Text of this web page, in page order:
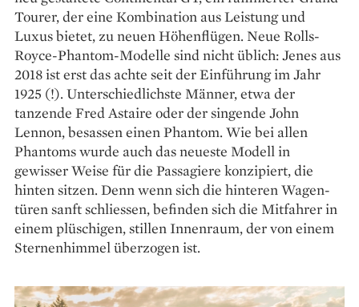
Tourer, der eine Kombination aus Leistung und
Luxus bietet, zu neuen Höhenflügen. Neue Rolls-
Royce-Phantom-Modelle sind nicht üblich: Jenes aus
2018 ist erst das achte seit der Einführung im Jahr
1925 (!). Unterschiedlichste Männer, etwa der
tanzende Fred Astaire oder der singende John
Lennon, besassen einen Phantom. Wie bei allen
Phantoms wurde auch das neueste Modell in
gewisser Weise für die Passagiere konzipiert, die
hinten sitzen. Denn wenn sich die hinteren Wagen­
türen sanft schliessen, befinden sich die Mitfahrer in
einem plüschigen, stillen Innenraum, der von einem
Sternenhimmel überzogen ist.